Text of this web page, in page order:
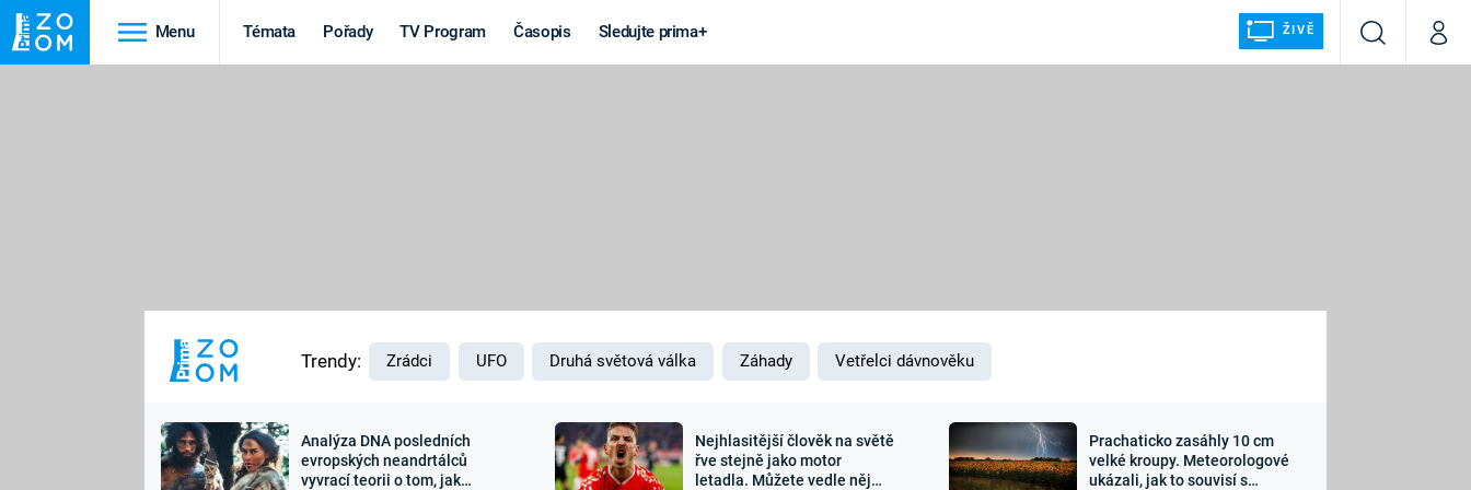
Menu Témata Pořady TV Program Časopis Sledujte prima+ ŽIVĚ
VyhledáváníMůj
MARS
Výročí
Záhady a
Zajímavosti Sledujte nás
Trendy: Zrádci UFO Druhá světová válka Záhady Vetřelci dávnověku
Analýza DNA posledních
evropských neandrtálců
vyvrací teorii o tom, jak
Nejhlasitější člověk na světě
řve stejně jako motor
letadla. Můžete vedle něj
Prachaticko zasáhly 10 cm
velké kroupy. Meteorologové
ukázali, jak to souvisí s